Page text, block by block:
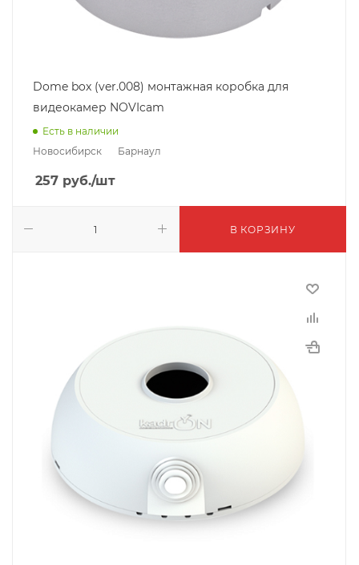
Dome box (ver.008) монтажная коробка для
видеокамер NOVIcam
Есть в наличии
Новосибирск
Барнаул
257 руб./шт
В КОРЗИНУ